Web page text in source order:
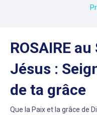
ROSAIRE
Jésus :
de ta grâce
Que la Paix et la grâce de